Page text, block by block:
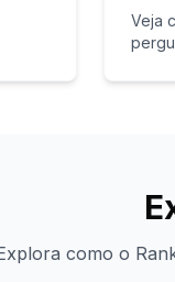
Veja
como o